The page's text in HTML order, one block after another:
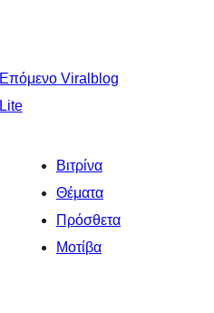
Επόμενο Viralblog
Lite
Βιτρίνα
Θέματα
Πρόσθετα
Μοτίβα